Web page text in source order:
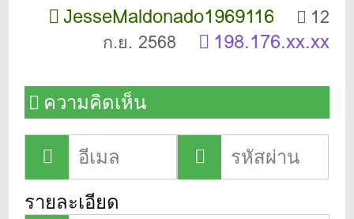
JesseMaldonado1969116
12
ก.ย. 2568
198.176.xx.xx
ความคิดเห็น
รายละเอียด